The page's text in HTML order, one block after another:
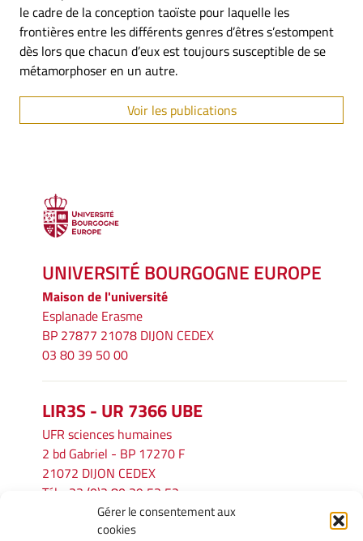
Gérer le consentement aux
cookies
le cadre de la conception taoïste pour laquelle les
frontières entre les différents genres d’êtres s’estompent
dès lors que chacun d’eux est toujours susceptible de se
métamorphoser en un autre.
Voir les publications
UNIVERSITÉ BOURGOGNE EUROPE
Maison de l'université
Esplanade Erasme
BP 27877 21078 DIJON CEDEX
03 80 39 50 00
LIR3S - UR 7366 UBE
UFR sciences humaines
2 bd Gabriel - BP 17270 F
21072 DIJON CEDEX
Tél. : 33 (0)3 80 39 53 52
lir3s@u-bourgogne.fr